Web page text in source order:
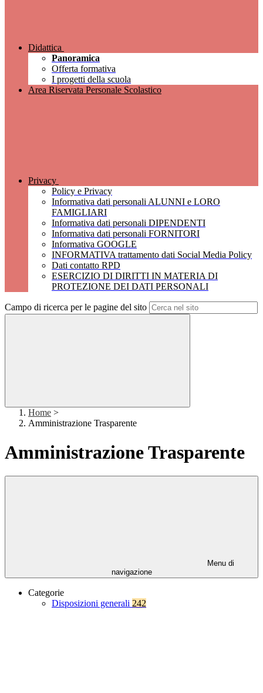
Didattica
Panoramica
Offerta formativa
I progetti della scuola
Area Riservata Personale Scolastico
Privacy
Policy e Privacy
Informativa dati personali ALUNNI e LORO
FAMIGLIARI
Informativa dati personali DIPENDENTI
Informativa dati personali FORNITORI
Informativa GOOGLE
INFORMATIVA trattamento dati Social Media Policy
Dati contatto RPD
ESERCIZIO DI DIRITTI IN MATERIA DI
PROTEZIONE DEI DATI PERSONALI
Campo di ricerca per le pagine del sito
Home >
Amministrazione Trasparente
Amministrazione Trasparente
Menu di
navigazione
Categorie
Disposizioni generali 242